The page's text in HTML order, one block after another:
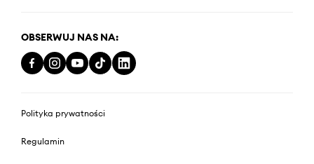
OBSERWUJ NAS NA:
Polityka prywatności
Regulamin